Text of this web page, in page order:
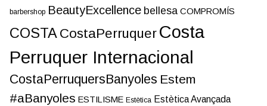
barbershop BeautyExcellence bellesa COMPROMÍS
COSTA CostaPerruquer Costa
Perruquer Internacional
CostaPerruquersBanyoles Estem
#aBanyoles ESTILISME Estètica Estètica Avançada